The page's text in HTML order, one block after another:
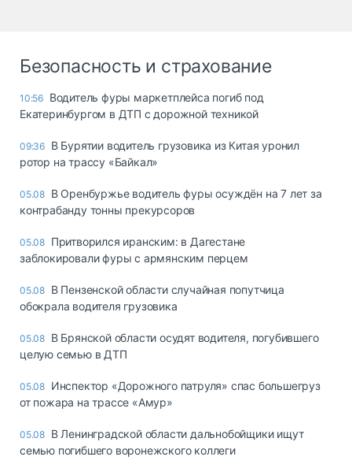
Безопасность и страхование
10:56 Водитель фуры маркетплейса погиб под
Екатеринбургом в ДТП с дорожной техникой
09:36 В Бурятии водитель грузовика из Китая уронил
ротор на трассу «Байкал»
05.08 В Оренбуржье водитель фуры осуждён на 7 лет за
контрабанду тонны прекурсоров
05.08 Притворился иранским: в Дагестане
заблокировали фуры с армянским перцем
05.08 В Пензенской области случайная попутчица
обокрала водителя грузовика
05.08 В Брянской области осудят водителя, погубившего
целую семью в ДТП
05.08 Инспектор «Дорожного патруля» спас большегруз
от пожара на трассе «Амур»
05.08 В Ленинградской области дальнобойщики ищут
семью погибшего воронежского коллеги